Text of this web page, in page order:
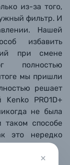
из-за того,
фильтр. И
Нашей
избавить
при смене
полностью
мы пришли
решает
PRO1D+
не была
способе
это нередко